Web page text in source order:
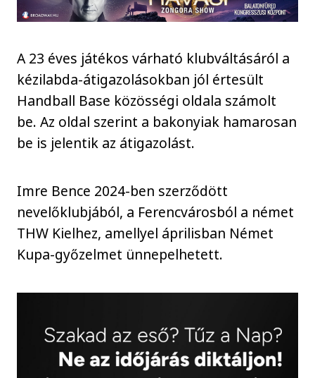
A 23 éves játékos várható klubváltásáról a
kézilabda-átigazolásokban jól értesült
Handball Base közösségi oldala számolt
be. Az oldal szerint a bakonyiak hamarosan
be is jelentik az átigazolást.
Imre Bence 2024-ben szerződött
nevelőklubjából, a Ferencvárosból a német
THW Kielhez, amellyel áprilisban Német
Kupa-győzelmet ünnepelhetett.